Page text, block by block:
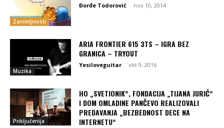
Zanimljivosti
Đorđe Todorović - nov 10, 2014
Muzika
ARIA FRONTIER 615 3TS – IGRA BEZ
GRANICA – TRYOUT
Yesiloveguitar - okt 9, 2016
Priključenija
HO „SVETIONIK“, FONDACIJA „TIJANA JURIĆ“
I DOM OMLADINE PANČEVO REALIZOVALI
PREDAVANJA „BEZBEDNOST DECE NA
INTERNETU“